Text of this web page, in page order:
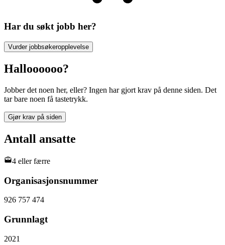
Har du søkt jobb her?
Vurder jobbsøkeropplevelse
Halloooooo?
Jobber det noen her, eller? Ingen har gjort krav på denne siden. Det
tar bare noen få tastetrykk.
Gjør krav på siden
Antall ansatte
4 eller færre
Organisasjonsnummer
926 757 474
Grunnlagt
2021